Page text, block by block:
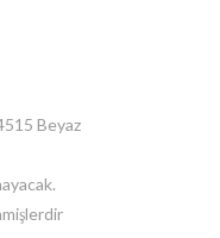
Beyaz